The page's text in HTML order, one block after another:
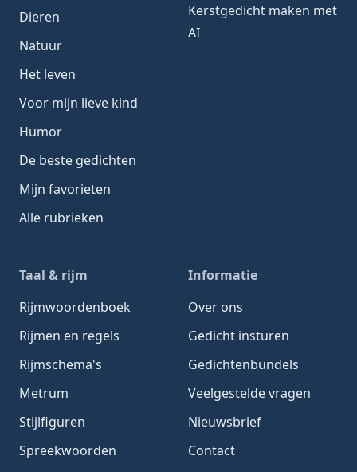
Dieren
Natuur
Het leven
Voor mijn lieve kind
Humor
De beste gedichten
Mijn favorieten
Alle rubrieken
Kerstgedicht maken met
AI
Taal & rijm
Rijmwoordenboek
Rijmen en regels
Rijmschema's
Metrum
Stijlfiguren
Spreekwoorden
Informatie
Over ons
Gedicht insturen
Gedichtenbundels
Veelgestelde vragen
Nieuwsbrief
Contact